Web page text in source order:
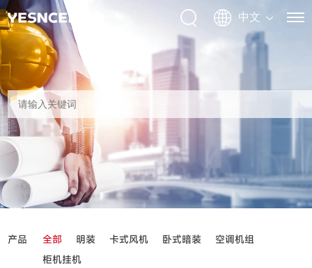
产品 全部 明装 卡式风机 卧式暗装
空调机组
柜机挂机